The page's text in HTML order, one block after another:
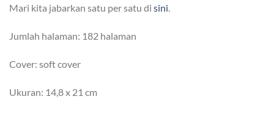
Mari kita jabarkan satu per satu di sini.
Jumlah halaman: 182 halaman
Cover: soft cover
Ukuran: 14,8 x 21 cm